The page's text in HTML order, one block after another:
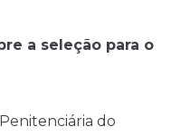
a seleção para o
do